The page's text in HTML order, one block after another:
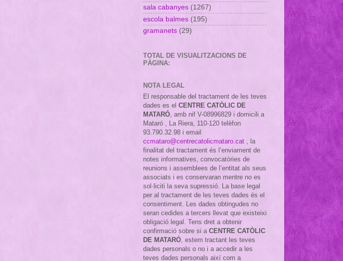
sala cabanyes (1267)
escola balmes (195)
gramanets (29)
TOTAL DE VISUALITZACIONS DE
PÀGINA:
NOTA LEGAL
El responsable del tractament de les teves
dades es el CENTRE CATÒLIC DE
MATARÓ, amb nif V-08996829 i domicili a
Mataró , La Riera, 110-120 telèfon
93.790.32.98 i email
ccmataro@centrecatolicmataro.cat , la
finalitat del tractament és l’enviament de
notes informatives, convocatòries de
reunions i assemblees de l’entitat als seus
associats i es conservaran mentre no es
sol·liciti la seva supressió. La base legal
per al tractament de les teves dades és el
consentiment. Les dades obtingudes no
seran cedides a tercers llevat que existeixi
obligació legal. Tens dret a obtenir
confirmació sobre si a CENTRE CATÒLIC
DE MATARÓ, estem tractant les teves
dades personals o no i a accedir a les
teves dades personals així com a